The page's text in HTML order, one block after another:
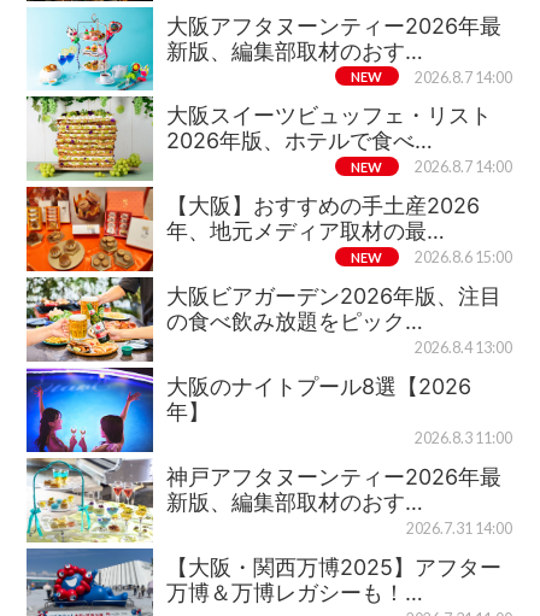
大阪アフタヌーンティー2026年最
新版、編集部取材のおす…
NEW 2026.8.7 14:00
大阪スイーツビュッフェ・リスト
2026年版、ホテルで食べ…
NEW 2026.8.7 14:00
【大阪】おすすめの手土産2026
年、地元メディア取材の最…
NEW 2026.8.6 15:00
大阪ビアガーデン2026年版、注目
の食べ飲み放題をピック…
2026.8.4 13:00
大阪のナイトプール8選【2026
年】
2026.8.3 11:00
神戸アフタヌーンティー2026年最
新版、編集部取材のおす…
2026.7.31 14:00
【大阪・関西万博2025】アフター
万博＆万博レガシーも！…